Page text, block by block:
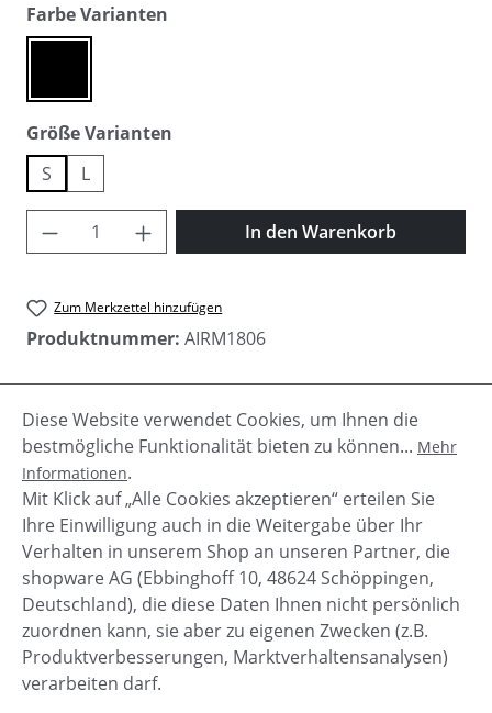
Farbe Varianten
Größe Varianten
S
L
Produkt Anzahl: Gib den gewünschten
In den Warenkorb
Zum Merkzettel hinzufügen
Produktnummer: AIRM1806
Beschreibung
Der 4 Pocket Classic Parka mit natur farbenem
Fellkragen, ist super warm, leicht , langlebig und
aus ausgewählten Materialie…Mehr
Service-Hotline
Diese Website verwendet Cookies, um Ihnen die
bestmögliche Funktionalität bieten zu können... Mehr
Informationen.
Mit Klick auf „Alle Cookies akzeptieren“ erteilen Sie
Ihre Einwilligung auch in die Weitergabe über Ihr
Verhalten in unserem Shop an unseren Partner, die
shopware AG (Ebbinghoff 10, 48624 Schöppingen,
Deutschland), die diese Daten Ihnen nicht persönlich
zuordnen kann, sie aber zu eigenen Zwecken (z.B.
Produktverbesserungen, Marktverhaltensanalysen)
verarbeiten darf.